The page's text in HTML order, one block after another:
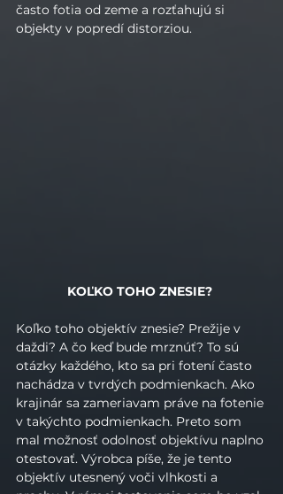
často fotia od zeme a rozťahujú si
objekty v popredí distorziou.
KOĽKO TOHO ZNESIE?
Koľko toho objektív znesie? Prežije v
daždi? A čo keď bude mrznúť? To sú
otázky každého, kto sa pri fotení často
nachádza v tvrdých podmienkach. Ako
krajinár sa zameriavam práve na fotenie
v takýchto podmienkach. Preto som
mal možnosť odolnosť objektívu naplno
otestovať. Výrobca píše, že je tento
objektív utesnený voči vlhkosti a